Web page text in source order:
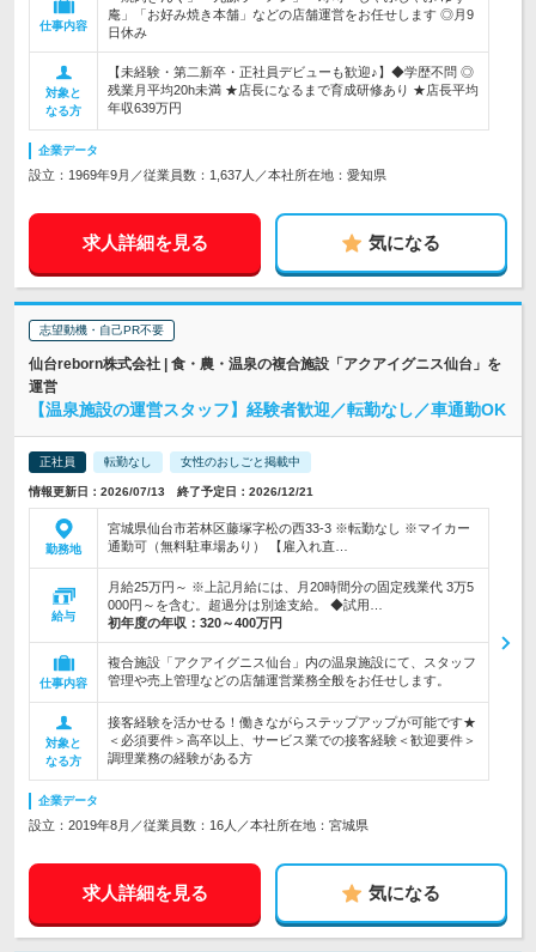
仕事内容
庵」「お好み焼き本舗」などの店舗運営をお任せします ◎月9
日休み
対象と
なる方
【未経験・第二新卒・正社員デビューも歓迎♪】◆学歴不問 ◎
残業月平均20h未満 ★店長になるまで育成研修あり ★店長平均
年収639万円
企業データ
設立：1969年9月／従業員数：1,637人／本社所在地：愛知県
求人詳細を見る 気になる
志望動機・自己PR不要
仙台reborn株式会社 | 食・農・温泉の複合施設「アクアイグニス仙台」を
運営
【温泉施設の運営スタッフ】経験者歓迎／転勤なし／車通勤OK
正社員 転勤なし 女性のおしごと掲載中
情報更新日：2026/07/13 終了予定日：2026/12/21
勤務地
宮城県仙台市若林区藤塚字松の西33-3 ※転勤なし ※マイカー
通勤可（無料駐車場あり） 【雇入れ直…
給与
月給25万円～ ※上記月給には、月20時間分の固定残業代 3万5
000円～を含む。超過分は別途支給。 ◆試用…
初年度の年収： 320～400万円
仕事内容
複合施設「アクアイグニス仙台」内の温泉施設にて、スタッフ
管理や売上管理などの店舗運営業務全般をお任せします。
対象と
なる方
接客経験を活かせる！働きながらステップアップが可能です★
＜必須要件＞高卒以上、サービス業での接客経験＜歓迎要件＞
調理業務の経験がある方
企業データ
設立：2019年8月／従業員数：16人／本社所在地：宮城県
求人詳細を見る 気になる